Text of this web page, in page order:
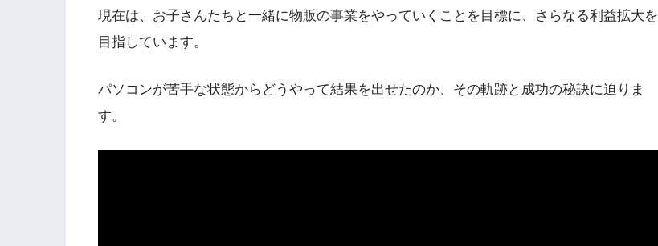
現在は、お子さんたちと一緒に物販の事業をやっていくことを目標に、さらなる利益拡大を
目指しています。
パソコンが苦手な状態からどうやって結果を出せたのか、その軌跡と成功の秘訣に迫りま
す。